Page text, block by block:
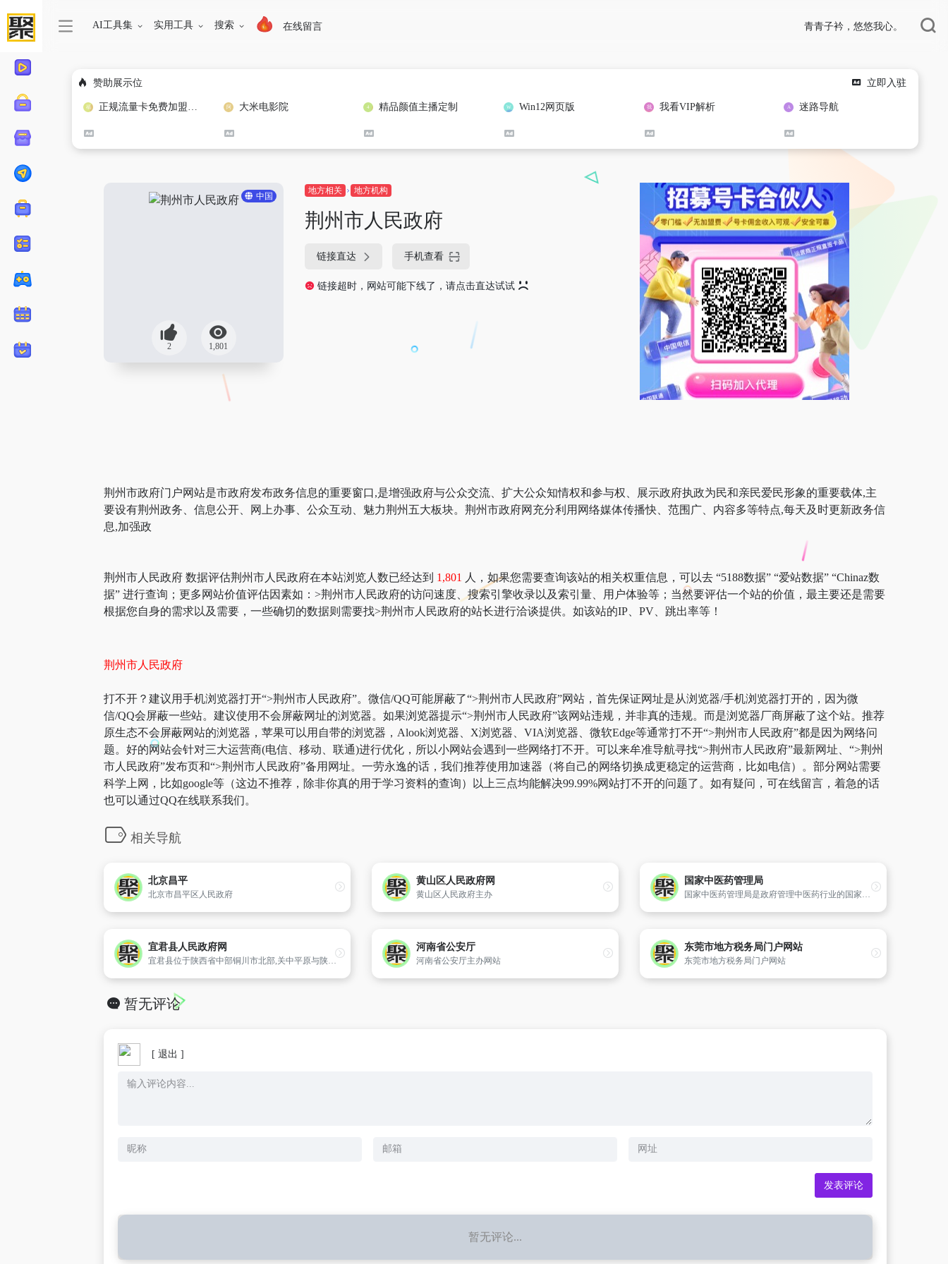
AI工具集 实用工具 搜索 在线留言 青青子衿，悠悠我心。
赞助展示位 立即入驻
正规流量卡免费加盟合作 大米电影院 精品颜值主播定制 Win12网页版 我看VIP解析 迷路导航
中国
2 1,801
地方相关 地方机构
荆州市人民政府
链接直达 手机查看
链接超时，网站可能下线了，请点击直达试试
荆州市政府门户网站是市政府发布政务信息的重要窗口,是增强政府与公众交流、扩大公众知情权和参与权、展示政府执政为民和亲民爱民形象的重要载体,主
要设有荆州政务、信息公开、网上办事、公众互动、魅力荆州五大板块。荆州市政府网充分利用网络媒体传播快、范围广、内容多等特点,每天及时更新政务信
息,加强政
荆州市人民政府 数据评估荆州市人民政府在本站浏览人数已经达到 1,801 人，如果您需要查询该站的相关权重信息，可以去 “5188数据” “爱站数据” “Chinaz数
据” 进行查询；更多网站价值评估因素如：>荆州市人民政府的访问速度、搜索引擎收录以及索引量、用户体验等；当然要评估一个站的价值，最主要还是需要
根据您自身的需求以及需要，一些确切的数据则需要找>荆州市人民政府的站长进行洽谈提供。如该站的IP、PV、跳出率等！
荆州市人民政府
打不开？建议用手机浏览器打开“>荆州市人民政府”。微信/QQ可能屏蔽了“>荆州市人民政府”网站，首先保证网址是从浏览器/手机浏览器打开的，因为微
信/QQ会屏蔽一些站。建议使用不会屏蔽网址的浏览器。如果浏览器提示“>荆州市人民政府”该网站违规，并非真的违规。而是浏览器厂商屏蔽了这个站。推荐
原生态不会屏蔽网站的浏览器，苹果可以用自带的浏览器，Alook浏览器、X浏览器、VIA浏览器、微软Edge等通常打不开“>荆州市人民政府”都是因为网络问
题。好的网站会针对三大运营商(电信、移动、联通)进行优化，所以小网站会遇到一些网络打不开。可以来牟准导航寻找“>荆州市人民政府”最新网址、“>荆州
市人民政府”发布页和“>荆州市人民政府”备用网址。一劳永逸的话，我们推荐使用加速器（将自己的网络切换成更稳定的运营商，比如电信）。部分网站需要
科学上网，比如google等（这边不推荐，除非你真的用于学习资料的查询）以上三点均能解决99.99%网站打不开的问题了。如有疑问，可在线留言，着急的话
也可以通过QQ在线联系我们。
相关导航
北京昌平
北京市昌平区人民政府
黄山区人民政府网
黄山区人民政府主办
国家中医药管理局
国家中医药管理局是政府管理中医药行业的国家行政机构,隶属于国家卫生和计划生育委员会。国家中医药管理局下设办公室（财务司）、人事教育司、政策法规与监督司、医政司、科技司、国际合作司、直属机关党委等机构。
宜君县人民政府网
宜君县位于陕西省中部铜川市北部,关中平原与陕北黄土高原的结合部,既因宜君水而得名,又因适宜君王避暑而称谓。县域总面积1531平方公里,辖6镇3乡、178个行政村,627个村民小组,截至2009年总人口近10万,其中农业人口7万,属国家扶贫开发工作重点县。县城南距省会西安120公里,北距轩辕黄帝陵27公里,210国道和
河南省公安厅
河南省公安厅主办网站
东莞市地方税务局门户网站
东莞市地方税务局门户网站
暂无评论
[ 退出 ]
暂无评论...